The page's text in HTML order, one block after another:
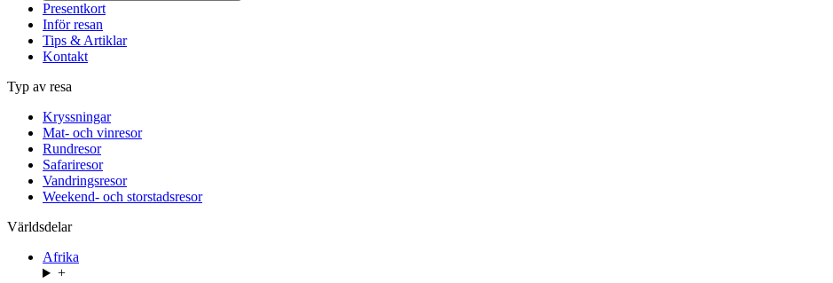
Presentkort
Inför resan
Tips & Artiklar
Kontakt
Typ av resa
Kryssningar
Mat- och vinresor
Rundresor
Safariresor
Vandringsresor
Weekend- och storstadsresor
Världsdelar
Afrika
+